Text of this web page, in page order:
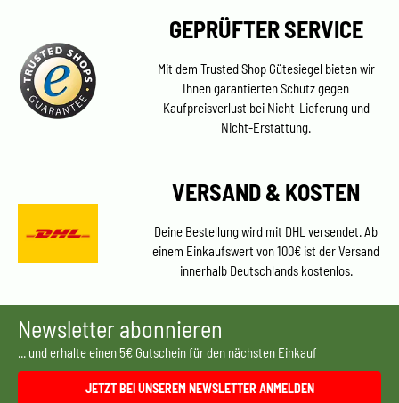
GEPRÜFTER SERVICE
Mit dem Trusted Shop Gütesiegel bieten wir
Ihnen garantierten Schutz gegen
Kaufpreisverlust bei Nicht-Lieferung und
Nicht-Erstattung.
VERSAND & KOSTEN
Deine Bestellung wird mit DHL versendet. Ab
einem Einkaufswert von 100€ ist der Versand
innerhalb Deutschlands kostenlos.
Newsletter abonnieren
... und erhalte einen 5€ Gutschein für den nächsten Einkauf
JETZT BEI UNSEREM NEWSLETTER ANMELDEN